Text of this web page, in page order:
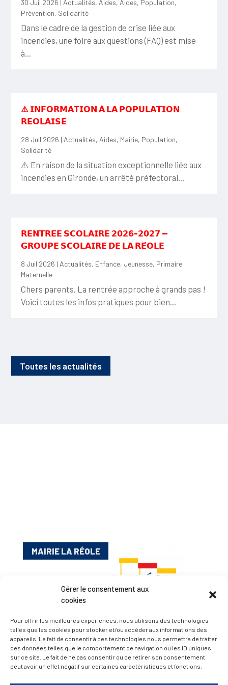
Gérer le consentement aux
cookies
Pour offrir les meilleures expériences, nous utilisons des technologies
telles que les cookies pour stocker et/ou accéder aux informations des
appareils. Le fait de consentir à ces technologies nous permettra de traiter
des données telles que le comportement de navigation ou les ID uniques
sur ce site. Le fait de ne pas consentir ou de retirer son consentement
peut avoir un effet négatif sur certaines caractéristiques et fonctions.
30 Juil 2026 Actualités, Aides, Aides, Population,
Prévention, Solidarité
Dans le cadre de la gestion de crise liée aux
incendies, une foire aux questions (FAQ) est mise
à...
⚠️ 𝗜𝗡𝗙𝗢𝗥𝗠𝗔𝗧𝗜𝗢𝗡 𝗔̀ 𝗟𝗔 𝗣𝗢𝗣𝗨𝗟𝗔𝗧𝗜𝗢𝗡
𝗥𝗘́𝗢𝗟𝗔𝗜𝗦𝗘
28 Juil 2026 | Actualités, Aides, Mairie, Population,
Solidarité
⚠️ En raison de la situation exceptionnelle liée aux
incendies en Gironde, un arrêté préfectoral...
𝗥𝗘𝗡𝗧𝗥𝗘́𝗘 𝗦𝗖𝗢𝗟𝗔𝗜𝗥𝗘 𝟮𝟬𝟮𝟲-𝟮𝟬𝟮𝟳 —
𝗚𝗥𝗢𝗨𝗣𝗘 𝗦𝗖𝗢𝗟𝗔𝗜𝗥𝗘 𝗗𝗘 𝗟𝗔 𝗥𝗘́𝗢𝗟𝗘
8 Juil 2026 | Actualités, Enfance, Jeunesse, Primaire
Maternelle
Chers parents, La rentrée approche à grands pas !
Voici toutes les infos pratiques pour bien...
Toutes les actualités
MAIRIE LA RÉOLE
Esplanade Charles de Gaulle
33 190 La Réole